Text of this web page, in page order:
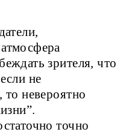
зрителя, что
не
то невероятно
точно